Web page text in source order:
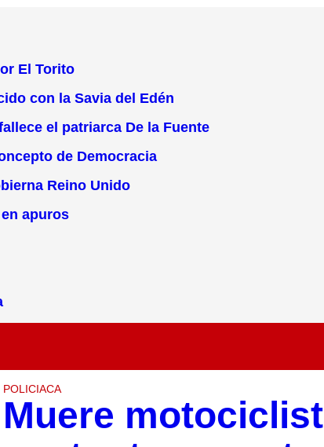
El Torito
con la Savia del Edén
el patriarca De la Fuente
de Democracia
Reino Unido
apuros
POLICIACA
Muere